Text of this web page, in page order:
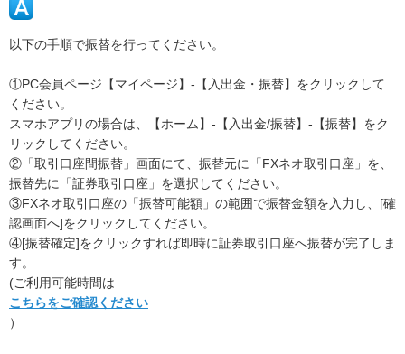
以下の手順で振替を行ってください。
①PC会員ページ【マイページ】-【入出金・振替】をクリックして
ください。
スマホアプリの場合は、【ホーム】-【入出金/振替】-【振替】をク
リックしてください。
②「取引口座間振替」画面にて、振替元に「FXネオ取引口座」を、
振替先に「証券取引口座」を選択してください。
③FXネオ取引口座の「振替可能額」の範囲で振替金額を入力し、[確
認画面へ]をクリックしてください。
④[振替確定]をクリックすれば即時に証券取引口座へ振替が完了しま
す。
(ご利用可能時間は
こちらをご確認ください
）